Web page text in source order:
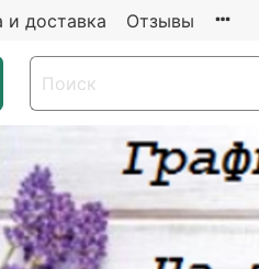
и доставка Отзывы